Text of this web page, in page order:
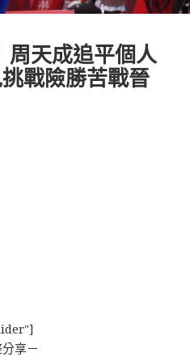
周天成追平個人
戰險勝苦戰晉
享－